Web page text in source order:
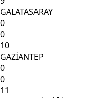
GALATASARAY
0
0
10
GAZİANTEP
0
0
11